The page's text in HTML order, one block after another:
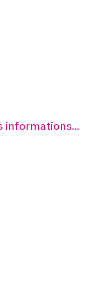
informations...